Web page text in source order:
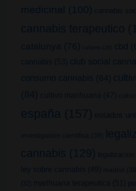
medicinal (100) cannabis
cannabis terapeutico
catalunya (76) cañamo (26) cbd
cannabis (53) club social
consumo cannabis (64)
(84) cultivo marihuana (47)
españa (157) estados
investigacion cientifica (39)
cannabis (129)
ley sobre cannabis (49) madrid (38)
(32)
marihuana terapeutica (51)